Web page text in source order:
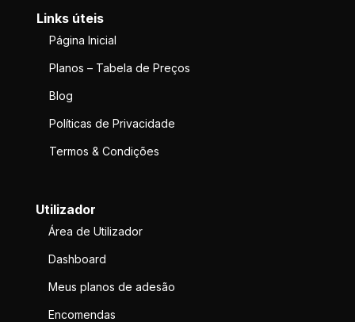
Links úteis
Página Inicial
Planos – Tabela de Preços
Blog
Políticas de Privacidade
Termos & Condições
Utilizador
Área de Utilizador
Dashboard
Meus planos de adesão
Encomendas